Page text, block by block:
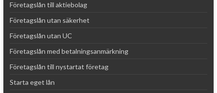
Företagslån till aktiebolag
Företagslån utan säkerhet
Företagslån utan UC
Företagslån med betalningsanmärkning
Företagslån till nystartat företag
Starta eget lån